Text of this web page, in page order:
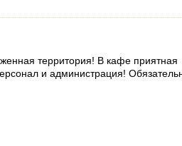
территория! В кафе приятная
и администрация!